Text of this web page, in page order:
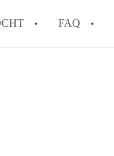
FAQ
van
verantwoordelijk voor